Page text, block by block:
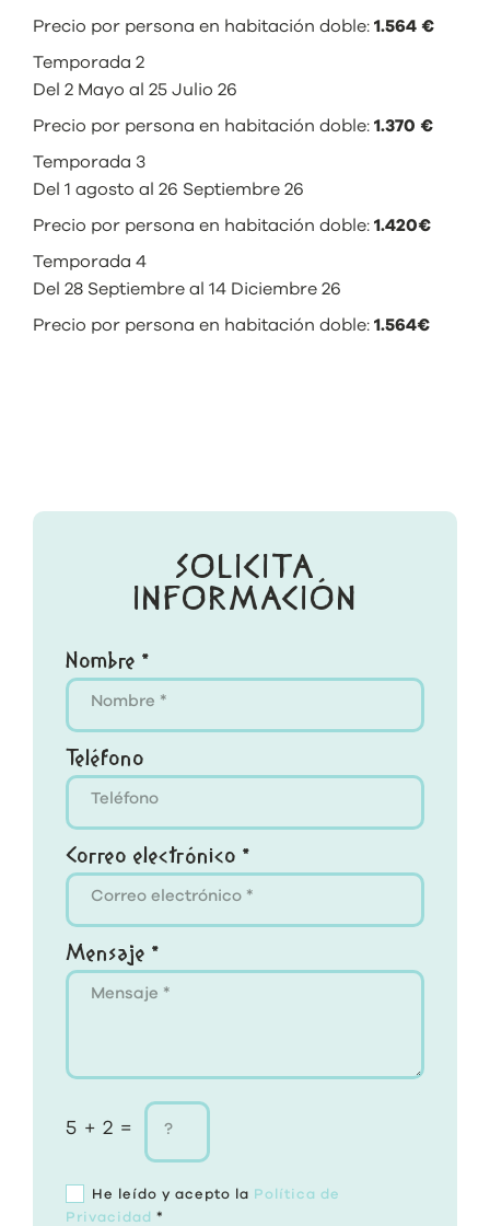
Precio por persona en habitación doble: 1.564 €
Temporada 2
Del 2 Mayo al 25 Julio 26
Precio por persona en habitación doble: 1.370 €
Temporada 3
Del 1 agosto al 26 Septiembre 26
Precio por persona en habitación doble: 1.420€
Temporada 4
Del 28 Septiembre al 14 Diciembre 26
Precio por persona en habitación doble: 1.564€
SOLICITA
INFORMACIÓN
Nombre *
Teléfono
Correo electrónico *
Mensaje *
5 + 2 =
He leído y acepto la Política de
Privacidad *